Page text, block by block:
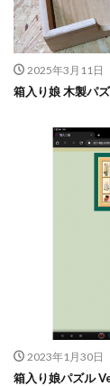
2025年3月11日
箱入り娘 木製パズ
2023年1月30日
箱入り娘パズル